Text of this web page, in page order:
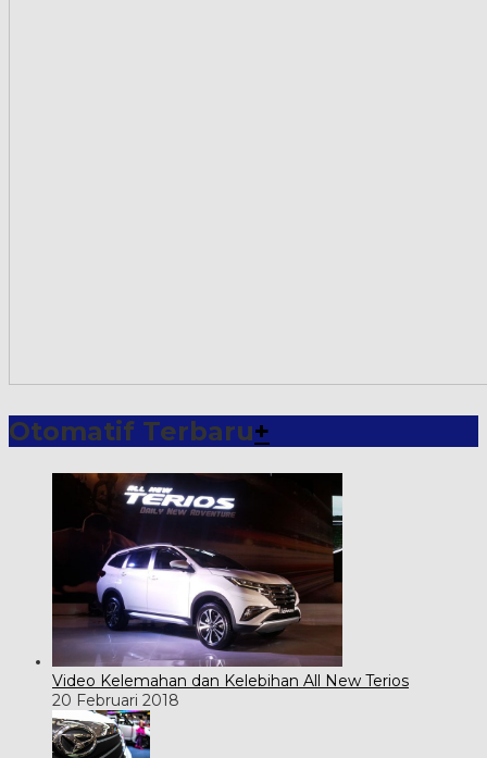
Otomatif Terbaru+
Video Kelemahan dan Kelebihan All New Terios
20 Februari 2018